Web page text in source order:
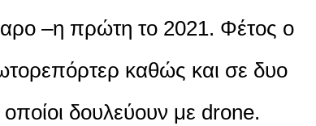
–η πρώτη το 2021. Φέτος ο
καθώς και σε δυο
δουλεύουν με drone.